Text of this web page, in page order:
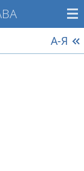
А-Я